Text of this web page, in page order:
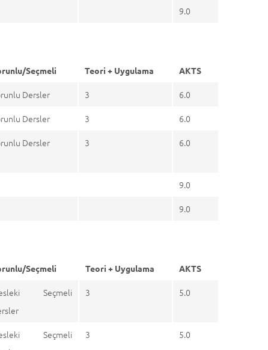
9.0
Seçmeli Teori + Uygulama AKTS
Dersler 3
6.0
Dersler 3
6.0
Dersler 3 6.0
9.0
9.0
Seçmeli Teori + Uygulama AKTS
Seçmeli
3 5.0
Seçmeli
3 5.0